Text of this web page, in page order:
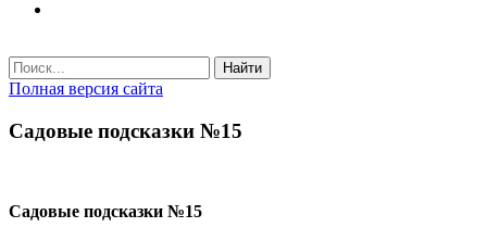
Найти
Полная версия сайта
Садовые подсказки №15
Садовые подсказки №15